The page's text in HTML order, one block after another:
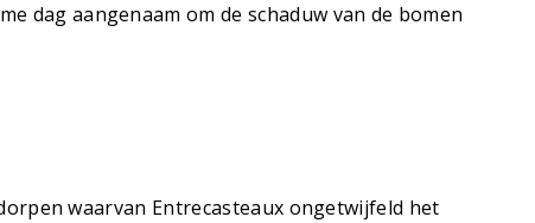
dag aangenaam om de schaduw van de bomen
waarvan Entrecasteaux ongetwijfeld het